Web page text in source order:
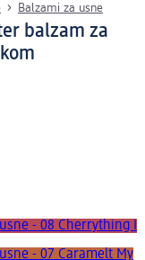
Balzami za usne
balzam za
- 08 Cherrything I
- 07 Caramelt My